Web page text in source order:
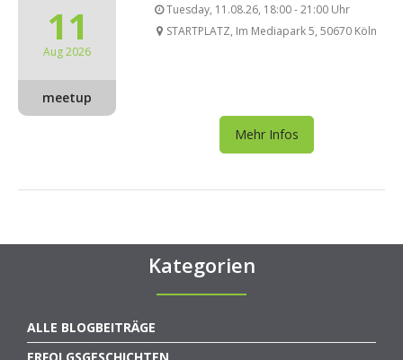
11
Aug 2026
meetup
Tuesday, 11.08.26, 18:00 - 21:00 Uhr
STARTPLATZ, Im Mediapark 5, 50670 Köln
Mehr Infos
Kategorien
ALLE BLOGBEITRÄGE